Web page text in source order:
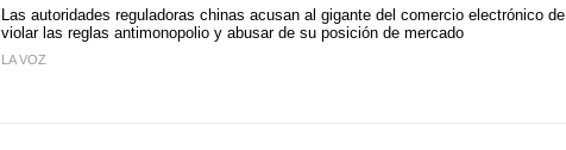
Las autoridades reguladoras chinas acusan al gigante del comercio electrónico de
violar las reglas antimonopolio y abusar de su posición de mercado
LA VOZ